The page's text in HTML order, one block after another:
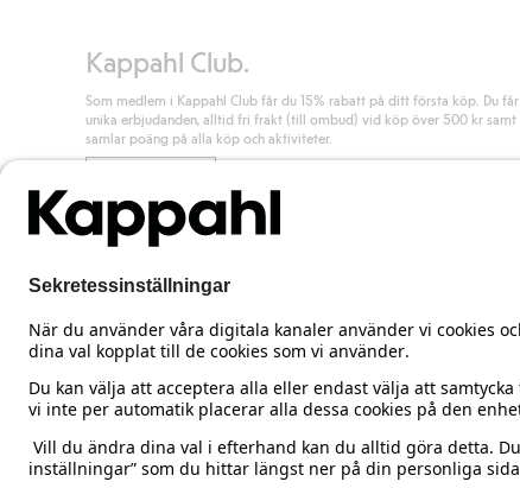
Kappahl Club.
Som medlem i Kappahl Club får du 15% rabatt på ditt första köp. Du får
unika erbjudanden, alltid fri frakt (till ombud) vid köp över 500 kr samt
samlar poäng på alla köp och aktiviteter.
Sweden Ändra land
Cookies